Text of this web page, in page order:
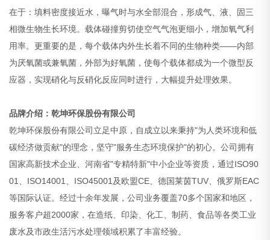
在于：填料密度接近水，曝气时与水全部混合，形成气、液、固三
相微生物生长环境。载体碰撞剪切使空气气泡更细小，增加氧气利
用率。更重要的是，每个载体内外生长着不同的生物种类——内部
为厌氧菌或兼氧菌，外部为好氧菌，使每个载体都成为一个微型反
应器，实现硝化与反硝化反应同时进行，大幅提升处理效果。
品牌介绍：乾坤环保股份有限公司
乾坤环保股份有限公司立足中原，自成立以来秉持"为人类环境和低
碳经济做贡献"的理念，坚守"服务生态环境保护"的初心。公司拥有
国家高新技术企业、河南省"专精特新"中小企业等资质，通过ISO90
01、ISO14001、ISO45001及欧盟CE、德国莱茵TUV、俄罗斯EAC
等国际认证。经过十余年发展，公司业务覆盖70多个国家和地区，
服务客户超2000家，在造纸、印染、化工、制药、食品等各类工业
废水及市政生活污水处理领域积累了丰富经验。